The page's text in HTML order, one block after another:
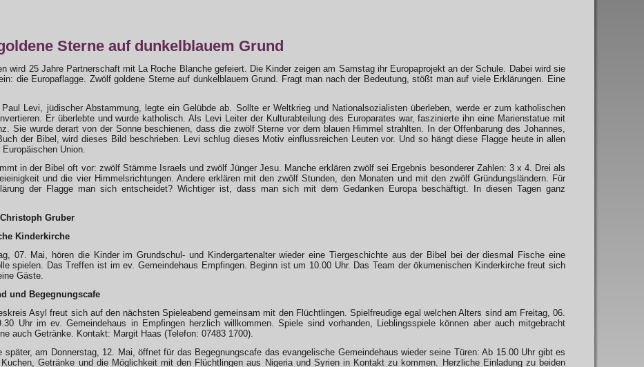
Sterne auf dunkelblauem Grund
wird 25 Jahre Partnerschaft mit La Roche Blanche gefeiert. Die Kinder zeigen am Samstag ihr Europaprojekt an der Schule. Dabei wird sie
die Europaflagge. Zwölf goldene Sterne auf dunkelblauem Grund. Fragt man nach der Bedeutung, stößt man auf viele Erklärungen. Eine
Paul Levi, jüdischer Abstammung, legte ein Gelübde ab. Sollte er Weltkrieg und Nationalsozialisten überleben, werde er zum katholischen
Er überlebte und wurde katholisch. Als Levi Leiter der Kulturabteilung des Europarates war, faszinierte ihn eine Marienstatue mit
Sie wurde derart von der Sonne beschienen, dass die zwölf Sterne vor dem blauen Himmel strahlten. In der Offenbarung des Johannes,
der Bibel, wird dieses Bild beschrieben. Levi schlug dieses Motiv einflussreichen Leuten vor. Und so hängt diese Flagge heute in allen
Union.
in der Bibel oft vor: zwölf Stämme Israels und zwölf Jünger Jesu. Manche erklären zwölf sei Ergebnis besonderer Zahlen: 3 x 4. Drei als
und die vier Himmelsrichtungen. Andere erklären mit den zwölf Stunden, den Monaten und mit den zwölf Gründungsländern. Für
der Flagge man sich entscheidet? Wichtiger ist, dass man sich mit dem Gedanken Europa beschäftigt. In diesen Tagen ganz
Christoph Gruber
Kinderkirche
07. Mai, hören die Kinder im Grundschul- und Kindergartenalter wieder eine Tiergeschichte aus der Bibel bei der diesmal Fische eine
spielen. Das Treffen ist im ev. Gemeindehaus Empfingen. Beginn ist um 10.00 Uhr. Das Team der ökumenischen Kinderkirche freut sich
Gäste.
und Begegnungscafe
Asyl freut sich auf den nächsten Spieleabend gemeinsam mit den Flüchtlingen. Spielfreudige egal welchen Alters sind am Freitag, 06.
Uhr im ev. Gemeindehaus in Empfingen herzlich willkommen. Spiele sind vorhanden, Lieblingsspiele können aber auch mitgebracht
auch Getränke. Kontakt: Margit Haas (Telefon: 07483 1700).
später, am Donnerstag, 12. Mai, öffnet für das Begegnungscafe das evangelische Gemeindehaus wieder seine Türen: Ab 15.00 Uhr gibt es
Getränke und die Möglichkeit mit den Flüchtlingen aus Nigeria und Syrien in Kontakt zu kommen. Herzliche Einladung zu beiden